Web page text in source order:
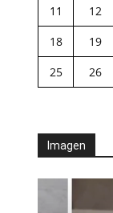
11
12
18
19
25
26
Imagen